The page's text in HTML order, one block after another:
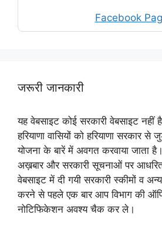
Facebook
जरूरी जानकारी
यह वेबसाइट कोई सरकारी वेबसाइट नहीं
हरियाणा वासियों को हरियाणा सरकार से
योजना के बारें में अवगत करवाया जाता
अख़बार और सरकारी सूचनाओं पर
वेबसाइट में दी गयी सरकारी स्कीमों व
करने से पहले एक बार आप विभाग की
नोटिफिकेशन अवश्य चैक कर ले।